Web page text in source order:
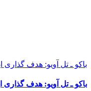
باکو ـ تل آویو: هدف گذاری
باکو ـ تل آویو: هدف گذاری